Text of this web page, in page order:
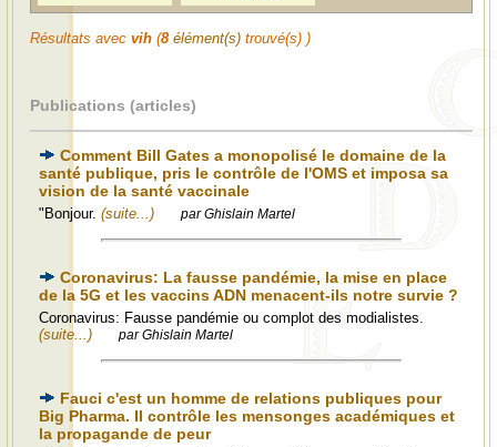
Résultats avec vih (8 élément(s) trouvé(s) )
Publications (articles)
Comment Bill Gates a monopolisé le domaine de la
santé publique, pris le contrôle de l'OMS et imposa sa
vision de la santé vaccinale
"Bonjour. (suite...) par Ghislain Martel
Coronavirus: La fausse pandémie, la mise en place
de la 5G et les vaccins ADN menacent-ils notre survie ?
Coronavirus: Fausse pandémie ou complot des modialistes.
(suite...)
par Ghislain Martel
Fauci c'est un homme de relations publiques pour
Big Pharma. Il contrôle les mensonges académiques et
la propagande de peur